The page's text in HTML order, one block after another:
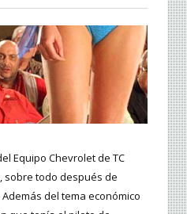
Equipo Chevrolet de TC
sobre todo después de
del tema económico